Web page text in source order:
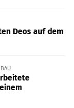
Deos auf dem